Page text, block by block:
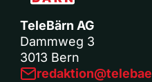
TeleBärn AG
Dammweg 3
3013 Bern